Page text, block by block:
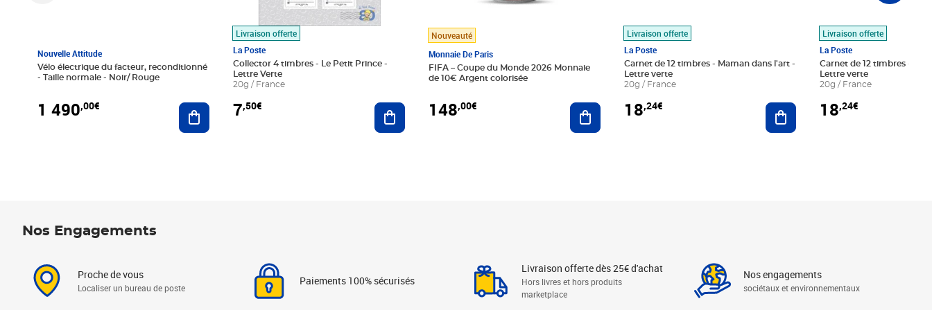
Nouvelle Attitude
Vélo électrique du facteur, reconditionné
- Taille normale - Noir/ Rouge
1 490,00€ Ajouter au panier
Livraison offerte
La Poste
Collector 4 timbres - Le Petit Prince -
Lettre Verte
20g / France
7,50€ Ajouter au panier
Nouveauté
Monnaie De Paris
FIFA – Coupe du Monde 2026 Monnaie
de 10€ Argent colorisée
148,00€ Ajouter au panier
Livraison offerte
La Poste
Carnet de 12 timbres - Maman dans l'art -
Lettre verte
20g / France
18,24€ Ajouter au panier
Livraison offerte
La Poste
Carnet de 12 timbres - Le
Lettre verte
20g / France
18,24€
Nos Engagements
Proche de vous
Localiser un bureau de poste
Paiements 100% sécurisés
Livraison offerte dès 25€ d'achat
Hors livres et hors produits
marketplace
Nos engagements
sociétaux et environnementaux